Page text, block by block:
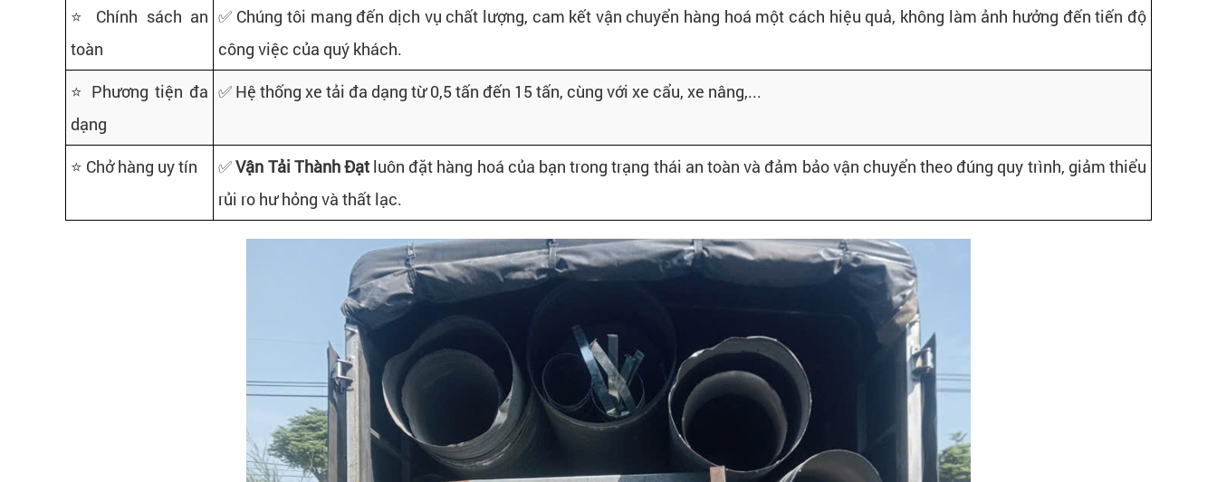
⭐ Chính sách an
toàn
✅ Chúng tôi mang đến dịch vụ chất lượng, cam kết vận chuyển hàng hoá một cách hiệu quả, không làm ảnh hưởng đến tiến độ
công việc của quý khách.
⭐ Phương tiện đa
dạng
✅ Hệ thống xe tải đa dạng từ 0,5 tấn đến 15 tấn, cùng với xe cẩu, xe nâng,...
⭐ Chở hàng uy tín ✅Vận Tải Thành Đạtluôn đặt hàng hoá của bạn trong trạng thái an toàn và đảm bảo vận chuyển theo đúng quy trình, giảm thiểu
rủi ro hư hỏng và thất lạc.